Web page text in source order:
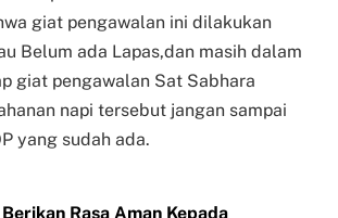
giat pengawalan ini dilakukan
Belum ada Lapas,dan masih dalam
giat pengawalan Sat Sabhara
napi tersebut jangan sampai
yang sudah ada.
Berikan Rasa Aman Kepada